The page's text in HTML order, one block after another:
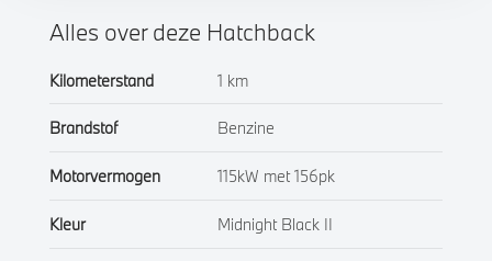
Alles over deze Hatchback
Kilometerstand 1 km
Brandstof Benzine
Motorvermogen 115kW met 156pk
Kleur Midnight Black II